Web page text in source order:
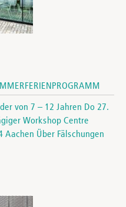
von 7 – 12 Jahren Do 27.
Workshop Centre
Aachen Über Fälschungen